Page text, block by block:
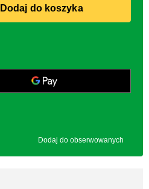
Dodaj do koszyka
Dodaj do obserwowanych